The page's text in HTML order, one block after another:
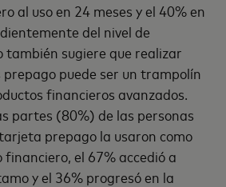
al uso en 24 meses y el 40% en
del nivel de
también sugiere que realizar
puede ser un trampolín
financieros avanzados.
partes (80%) de las personas
prepago la usaron como
el 67% accedió a
y el 36% progresó en la